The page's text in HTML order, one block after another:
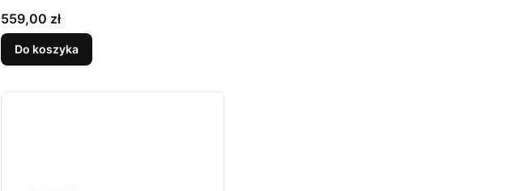
Cena
559,00 zł
Do koszyka